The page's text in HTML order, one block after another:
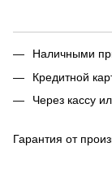
Наличными
Кредитной
Через кассу
Гарантия от